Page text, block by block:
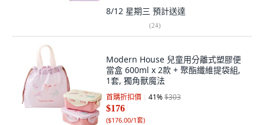
8/12 星期三 預計送達
(24)
Modern House 兒童用分離式塑膠便
當盒 600ml x 2款 + 聚酯纖維提袋組,
1套, 獨角獸魔法
首購折扣價 41%$303
$176
($176.00/1套)